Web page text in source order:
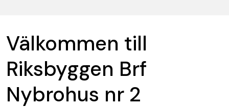
Välkommen till
Riksbyggen Brf
Nybrohus nr 2